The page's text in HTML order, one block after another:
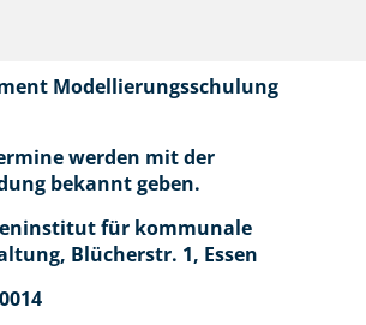
Modellierungsschulung
werden mit der
bekannt geben.
für kommunale
Blücherstr. 1, Essen